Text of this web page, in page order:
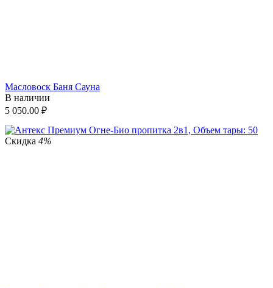
Масловоск Баня Сауна
В наличии
5 050.00 ₽
Скидка 4%